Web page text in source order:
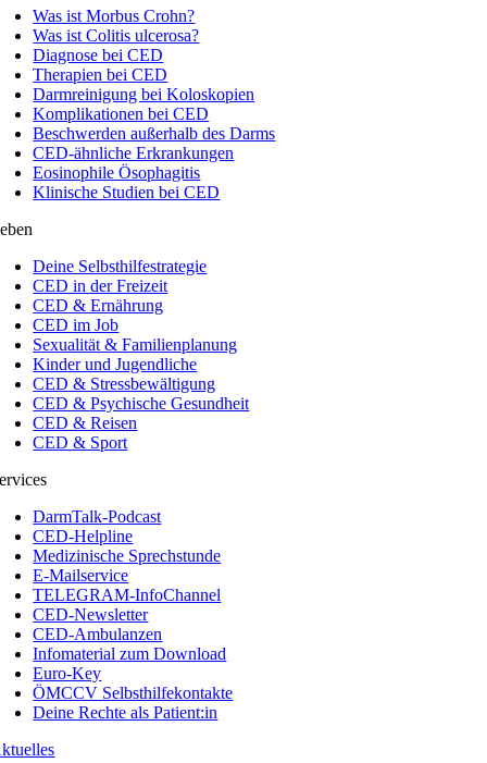
Was ist Morbus Crohn?
Was ist Colitis ulcerosa?
Diagnose bei CED
Therapien bei CED
Darmreinigung bei Koloskopien
Komplikationen bei CED
Beschwerden außerhalb des Darms
CED-ähnliche Erkrankungen
Eosinophile Ösophagitis
Klinische Studien bei CED
Deine Selbsthilfestrategie
CED in der Freizeit
CED & Ernährung
CED im Job
Sexualität & Familienplanung
Kinder und Jugendliche
CED & Stressbewältigung
CED & Psychische Gesundheit
CED & Reisen
CED & Sport
DarmTalk-Podcast
CED-Helpline
Medizinische Sprechstunde
E-Mailservice
TELEGRAM-InfoChannel
CED-Newsletter
CED-Ambulanzen
Infomaterial zum Download
Euro-Key
ÖMCCV Selbsthilfekontakte
Deine Rechte als Patient:in